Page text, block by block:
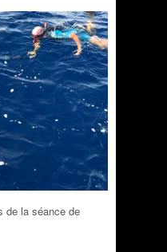
de la séance de